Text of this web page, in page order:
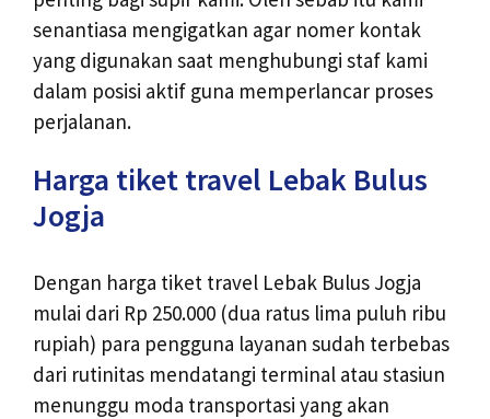
senantiasa mengigatkan agar nomer kontak
yang digunakan saat menghubungi staf kami
dalam posisi aktif guna memperlancar proses
perjalanan.
Harga tiket travel Lebak Bulus
Jogja
Dengan harga tiket travel Lebak Bulus Jogja
mulai dari Rp 250.000 (dua ratus lima puluh ribu
rupiah) para pengguna layanan sudah terbebas
dari rutinitas mendatangi terminal atau stasiun
menunggu moda transportasi yang akan